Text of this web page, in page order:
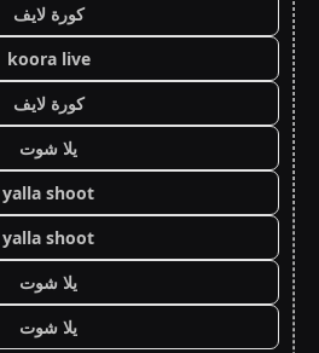
كورة لايف
koora live
كورة لايف
يلا شوت
yalla shoot
yalla shoot
يلا شوت
يلا شوت